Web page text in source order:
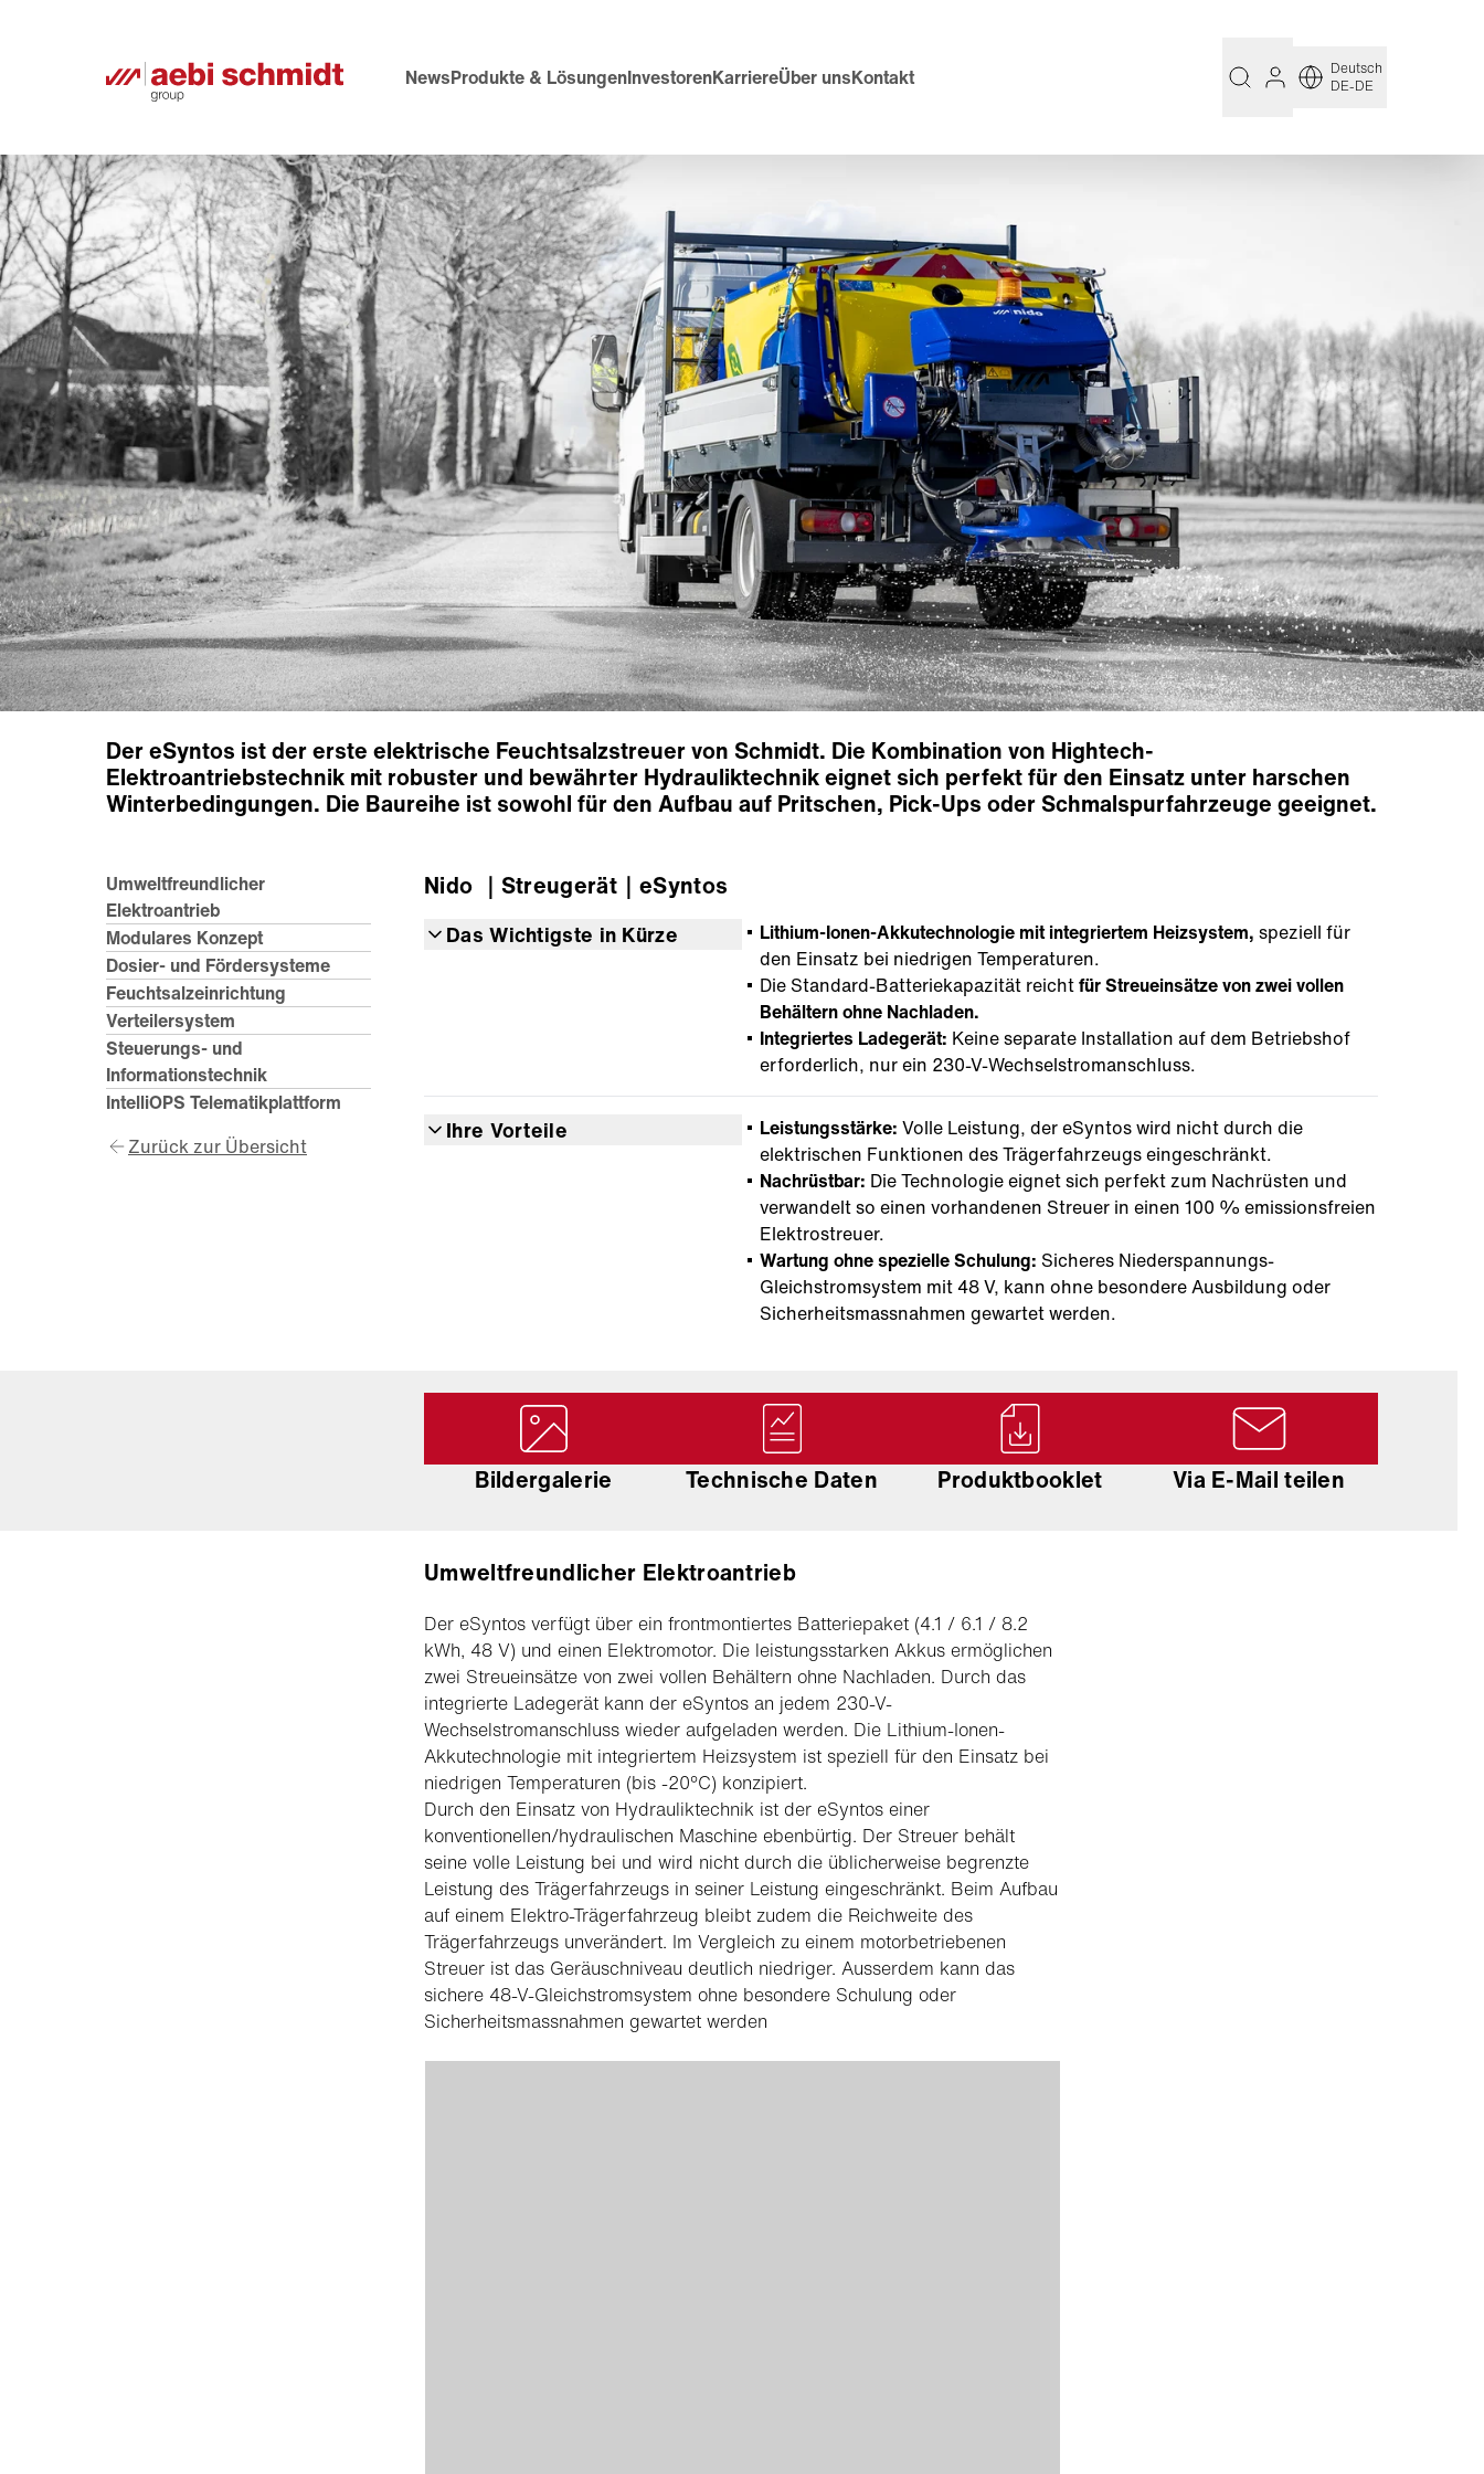
NewsProdukte & LösungenInvestorenKarriereÜber unsKontakt
Deutsch
DE-DE
Der eSyntos ist der erste elektrische Feuchtsalzstreuer von Schmidt. Die Kombination von Hightech-
Elektroantriebstechnik mit robuster und bewährter Hydrauliktechnik eignet sich perfekt für den Einsatz unter harschen
Winterbedingungen. Die Baureihe ist sowohl für den Aufbau auf Pritschen, Pick-Ups oder Schmalspurfahrzeuge geeignet.
Umweltfreundlicher
Elektroantrieb
Modulares Konzept
Dosier- und Fördersysteme
Feuchtsalzeinrichtung
Verteilersystem
Steuerungs- und
Informationstechnik
IntelliOPS Telematikplattform
Zurück zur Übersicht
Nido ｜Streugerät｜eSyntos
Das Wichtigste in Kürze Lithium-Ionen-Akkutechnologie mit integriertem Heizsystem, speziell für
den Einsatz bei niedrigen Temperaturen.
Die Standard-Batteriekapazität reichtfür Streueinsätze von zwei vollen
Behältern ohne Nachladen.
Integriertes Ladegerät: Keine separate Installation auf dem Betriebshof
erforderlich, nur ein 230-V-Wechselstromanschluss.
Ihre Vorteile Leistungsstärke: Volle Leistung, der eSyntos wird nicht durch die
elektrischen Funktionen des Trägerfahrzeugs eingeschränkt.
Nachrüstbar: Die Technologie eignet sich perfekt zum Nachrüsten und
verwandelt so einen vorhandenen Streuer in einen 100 % emissionsfreien
Elektrostreuer.
Wartung ohne spezielle Schulung: Sicheres Niederspannungs-
Gleichstromsystem mit 48 V, kann ohne besondere Ausbildung oder
Sicherheitsmassnahmen gewartet werden.
Bildergalerie Technische Daten Produktbooklet Via E-Mail teilen
Umweltfreundlicher Elektroantrieb
Der eSyntos verfügt über ein frontmontiertes Batteriepaket (4.1 / 6.1 / 8.2
kWh, 48 V) und einen Elektromotor. Die leistungsstarken Akkus ermöglichen
zwei Streueinsätze von zwei vollen Behältern ohne Nachladen. Durch das
integrierte Ladegerät kann der eSyntos an jedem 230-V-
Wechselstromanschluss wieder aufgeladen werden. Die Lithium-Ionen-
Akkutechnologie mit integriertem Heizsystem ist speziell für den Einsatz bei
niedrigen Temperaturen (bis -20°C) konzipiert.
Durch den Einsatz von Hydrauliktechnik ist der eSyntos einer
konventionellen/hydraulischen Maschine ebenbürtig. Der Streuer behält
seine volle Leistung bei und wird nicht durch die üblicherweise begrenzte
Leistung des Trägerfahrzeugs in seiner Leistung eingeschränkt. Beim Aufbau
auf einem Elektro-Trägerfahrzeug bleibt zudem die Reichweite des
Trägerfahrzeugs unverändert. Im Vergleich zu einem motorbetriebenen
Streuer ist das Geräuschniveau deutlich niedriger. Ausserdem kann das
sichere 48-V-Gleichstromsystem ohne besondere Schulung oder
Sicherheitsmassnahmen gewartet werden